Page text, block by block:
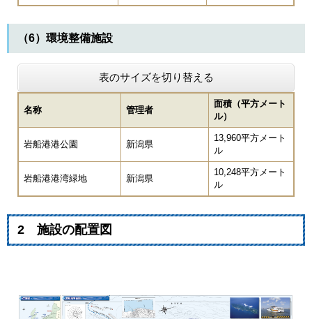
（6）環境整備施設
表のサイズを切り替える
名称 管理者
面積（平方メート
ル）
岩船港港公園 新潟県
13,960平方メート
ル
岩船港港湾緑地 新潟県
10,248平方メート
ル
2 施設の配置図